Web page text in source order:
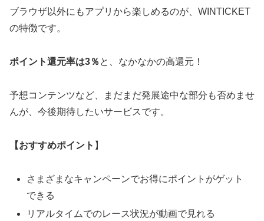
ブラウザ以外にもアプリから楽しめるのが、WINTICKET
の特徴です。
ポイント還元率は3％ と、なかなかの高還元！
予想コンテンツなど、まだまだ発展途中な部分も否めませ
んが、今後期待したいサービスです。
【おすすめポイント 】
さまざまなキャンペーンでお得にポイントがゲット
できる
リアルタイムでのレース状況が動画で見れる